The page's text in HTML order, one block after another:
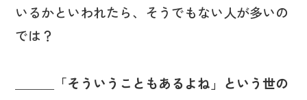
いるかといわれたら、そうでもない人が多いの
では？
＿＿＿「そういうこともあるよね」という世の